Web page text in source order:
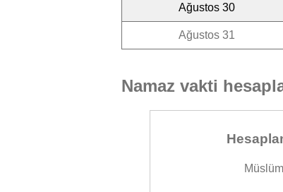
Ağustos 30
Ağustos 31
Namaz vakti